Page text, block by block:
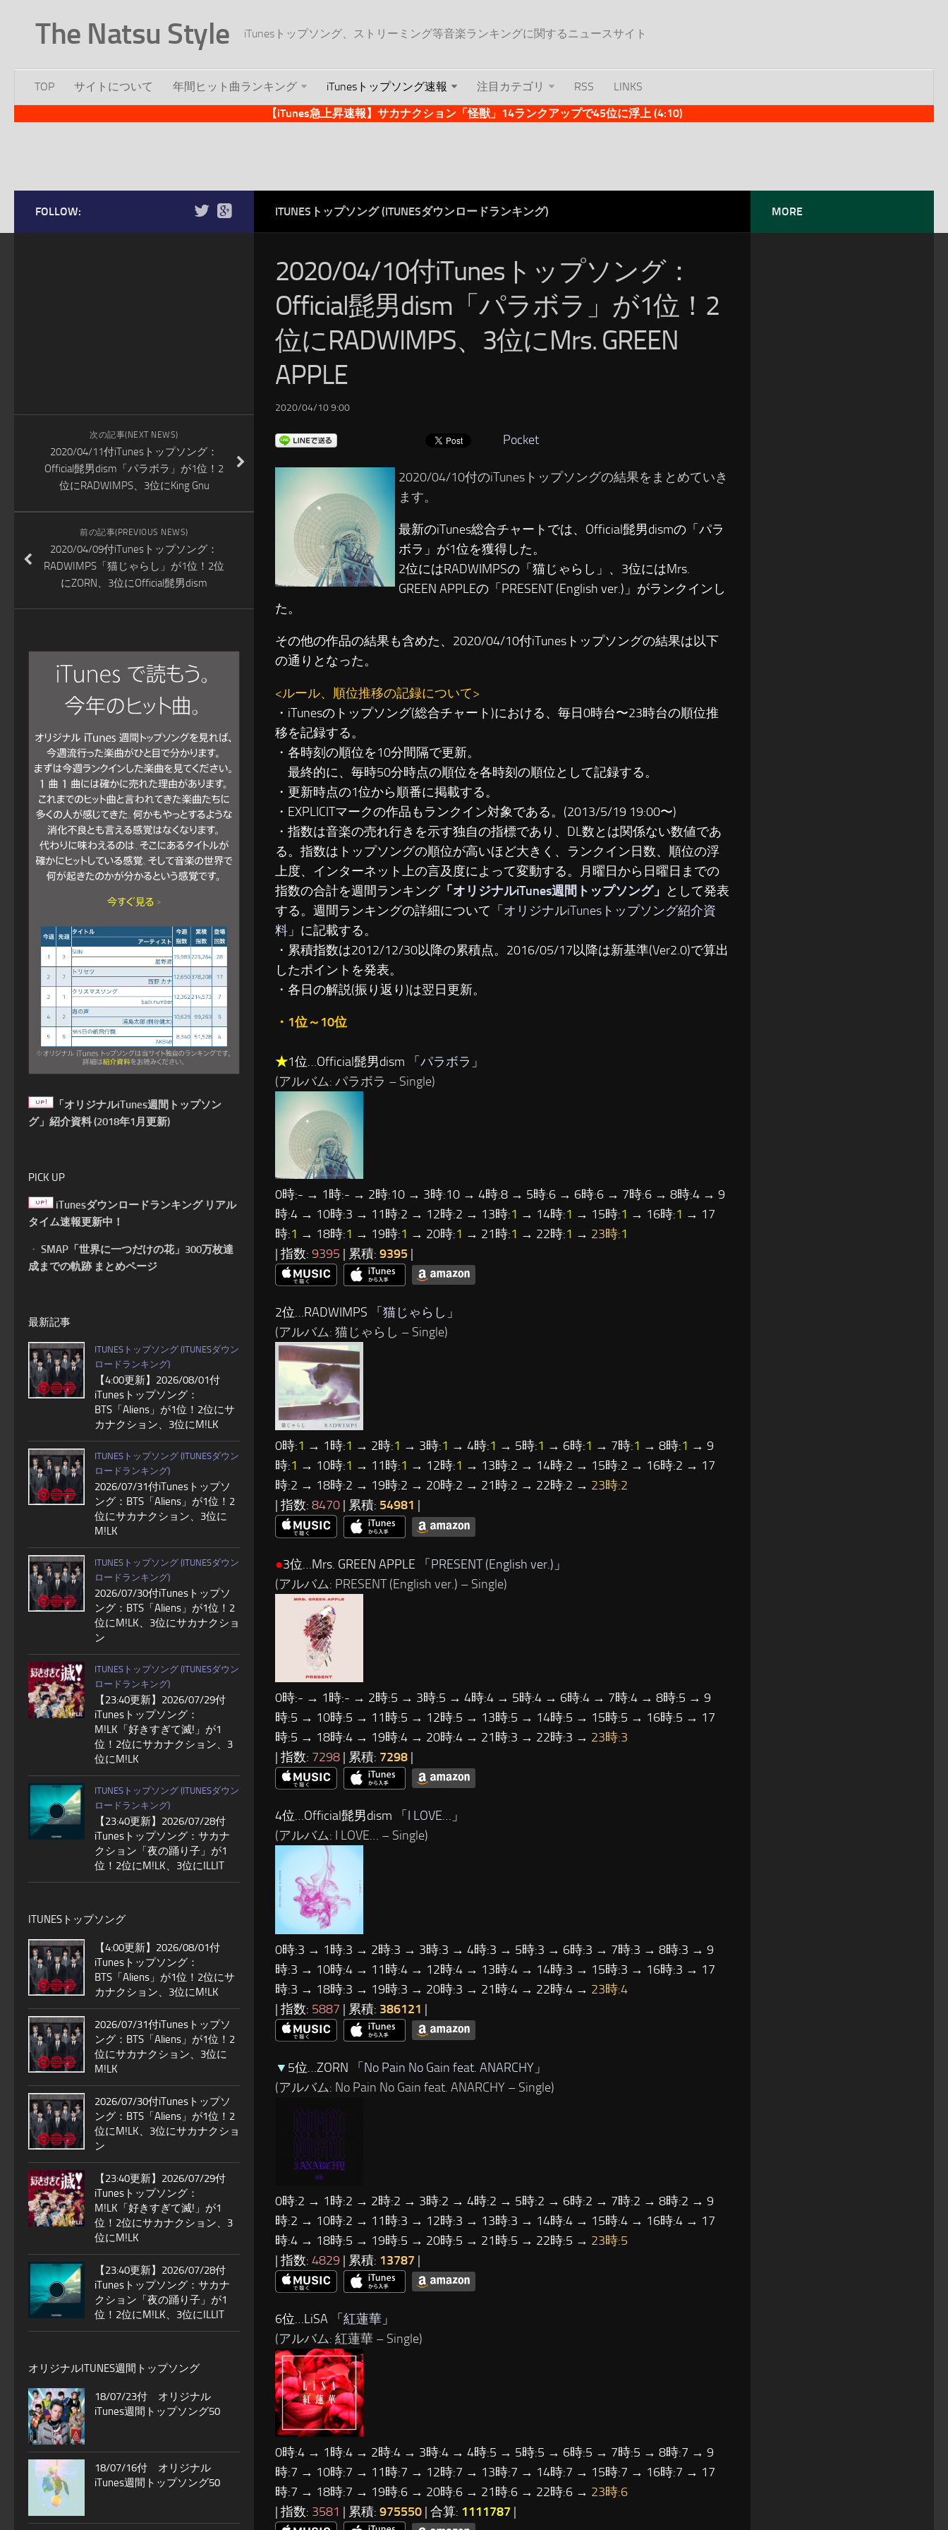
The Natsu Style iTunesトップソング、ストリーミング等音楽ランキングに関するニュースサイト
TOP サイトについて 年間ヒット曲ランキング iTunesトップソング速報 注目カテゴリ RSS
LINKS
【iTunes急上昇速報】サカナクション「怪獣」14ランクアップで45位に浮上 (4:10)
ITUNESトップソング (ITUNESダウンロードランキング)
2020/04/10付iTunesトップソング：
Official髭男dism「パラボラ」が1位！2
位にRADWIMPS、3位にMrs. GREEN
APPLE
2020/04/10 9:00
Pocket
2020/04/10付のiTunesトップソングの結果をまとめていき
ます。
最新のiTunes総合チャートでは、Official髭男dismの「パラ
ボラ」が1位を獲得した。
2位にはRADWIMPSの「猫じゃらし」、3位にはMrs.
GREEN APPLEの「PRESENT (English ver.)」がランクインし
た。
その他の作品の結果も含めた、2020/04/10付iTunesトップソングの結果は以下
の通りとなった。
<ルール、順位推移の記録について>
・iTunesのトップソング(総合チャート)における、毎日0時台〜23時台の順位推
移を記録する。
・各時刻の順位を10分間隔で更新。
最終的に、毎時50分時点の順位を各時刻の順位として記録する。
・更新時点の1位から順番に掲載する。
・EXPLICITマークの作品もランクイン対象である。(2013/5/19 19:00〜)
・指数は音楽の売れ行きを示す独自の指標であり、DL数とは関係ない数値であ
る。指数はトップソングの順位が高いほど大きく、ランクイン日数、順位の浮
上度、インターネット上の言及度によって変動する。月曜日から日曜日までの
指数の合計を週間ランキング「 オリジナルiTunes週間トップソング」 として発表
する。週間ランキングの詳細について「 オリジナルiTunesトップソング紹介資
料 」に記載する。
・累積指数は2012/12/30以降の累積点。2016/05/17以降は新基準(Ver2.0)で算出
したポイントを発表。
・各日の解説(振り返り)は翌日更新。
・1位～10位
★1位…Official髭男dism 「 パラボラ 」
(アルバム: パラボラ – Single)
0時:- → 1時:- → 2時:10 → 3時:10 → 4時:8 → 5時:6 → 6時:6 → 7時:6 → 8時:4 → 9
時:4 → 10時:3 → 11時:2 → 12時:2 → 13時:1 → 14時:1 → 15時:1 → 16時:1 → 17
時:1 → 18時:1 → 19時:1 → 20時:1 → 21時:1 → 22時:1 → 23時:1
| 指数: 9395 | 累積: 9395 |
2位…RADWIMPS 「 猫じゃらし 」
(アルバム: 猫じゃらし – Single)
0時:1 → 1時:1 → 2時:1 → 3時:1 → 4時:1 → 5時:1 → 6時:1 → 7時:1 → 8時:1 → 9
時:1 → 10時:1 → 11時:1 → 12時:1 → 13時:2 → 14時:2 → 15時:2 → 16時:2 → 17
時:2 → 18時:2 → 19時:2 → 20時:2 → 21時:2 → 22時:2 → 23時:2
| 指数: 8470 | 累積: 54981 |
●3位…Mrs. GREEN APPLE 「PRESENT (English ver.) 」
(アルバム: PRESENT (English ver.) – Single)
0時:- → 1時:- → 2時:5 → 3時:5 → 4時:4 → 5時:4 → 6時:4 → 7時:4 → 8時:5 → 9
時:5 → 10時:5 → 11時:5 → 12時:5 → 13時:5 → 14時:5 → 15時:5 → 16時:5 → 17
時:5 → 18時:4 → 19時:4 → 20時:4 → 21時:3 → 22時:3 → 23時:3
| 指数: 7298 | 累積: 7298 |
4位…Official髭男dism 「 I LOVE… 」
(アルバム: I LOVE… – Single)
0時:3 → 1時:3 → 2時:3 → 3時:3 → 4時:3 → 5時:3 → 6時:3 → 7時:3 → 8時:3 → 9
時:3 → 10時:4 → 11時:4 → 12時:4 → 13時:4 → 14時:3 → 15時:3 → 16時:3 → 17
時:3 → 18時:3 → 19時:3 → 20時:3 → 21時:4 → 22時:4 → 23時:4
| 指数: 5887 | 累積: 386121 |
▼ 5位…ZORN 「 No Pain No Gain feat. ANARCHY 」
(アルバム: No Pain No Gain feat. ANARCHY – Single)
0時:2 → 1時:2 → 2時:2 → 3時:2 → 4時:2 → 5時:2 → 6時:2 → 7時:2 → 8時:2 → 9
時:2 → 10時:2 → 11時:3 → 12時:3 → 13時:3 → 14時:4 → 15時:4 → 16時:4 → 17
時:4 → 18時:5 → 19時:5 → 20時:5 → 21時:5 → 22時:5 → 23時:5
| 指数: 4829 | 累積: 13787 |
6位…LiSA 「 紅蓮華 」
(アルバム: 紅蓮華 – Single)
0時:4 → 1時:4 → 2時:4 → 3時:4 → 4時:5 → 5時:5 → 6時:5 → 7時:5 → 8時:7 → 9
時:7 → 10時:7 → 11時:7 → 12時:7 → 13時:7 → 14時:7 → 15時:7 → 16時:7 → 17
時:7 → 18時:7 → 19時:6 → 20時:6 → 21時:6 → 22時:6 → 23時:6
| 指数: 3581 | 累積: 975550 | 合算: 1111787 |
FOLLOW:
次の記事(NEXT NEWS)
2020/04/11付iTunesトップソング：
Official髭男dism「パラボラ」が1位！2
位にRADWIMPS、3位にKing Gnu
前の記事(PREVIOUS NEWS)
2020/04/09付iTunesトップソング：
RADWIMPS「猫じゃらし」が1位！2位
にZORN、3位にOfficial髭男dism
「オリジナルiTunes週間トップソン
グ」紹介資料 (2018年1月更新)
PICK UP
iTunesダウンロードランキング リアル
タイム速報更新中！
・ SMAP「世界に一つだけの花」300万枚達
成までの軌跡 まとめページ
最新記事
ITUNESトップソング (ITUNESダウン
ロードランキング)
【4:00更新】2026/08/01付
iTunesトップソング：
BTS「Aliens」が1位！2位にサ
カナクション、3位にM!LK
ITUNESトップソング (ITUNESダウン
ロードランキング)
2026/07/31付iTunesトップソ
ング：BTS「Aliens」が1位！2
位にサカナクション、3位に
M!LK
ITUNESトップソング (ITUNESダウン
ロードランキング)
2026/07/30付iTunesトップソ
ング：BTS「Aliens」が1位！2
位にM!LK、3位にサカナクショ
ン
ITUNESトップソング (ITUNESダウン
ロードランキング)
【23:40更新】2026/07/29付
iTunesトップソング：
M!LK「好きすぎて滅!」が1
位！2位にサカナクション、3
位にM!LK
ITUNESトップソング (ITUNESダウン
ロードランキング)
【23:40更新】2026/07/28付
iTunesトップソング：サカナ
クション「夜の踊り子」が1
位！2位にM!LK、3位にILLIT
ITUNESトップソング
【4:00更新】2026/08/01付
iTunesトップソング：
BTS「Aliens」が1位！2位にサ
カナクション、3位にM!LK
2026/07/31付iTunesトップソ
ング：BTS「Aliens」が1位！2
位にサカナクション、3位に
M!LK
2026/07/30付iTunesトップソ
ング：BTS「Aliens」が1位！2
位にM!LK、3位にサカナクショ
ン
【23:40更新】2026/07/29付
iTunesトップソング：
M!LK「好きすぎて滅!」が1
位！2位にサカナクション、3
位にM!LK
【23:40更新】2026/07/28付
iTunesトップソング：サカナ
クション「夜の踊り子」が1
位！2位にM!LK、3位にILLIT
オリジナルITUNES週間トップソング
18/07/23付 オリジナル
iTunes週間トップソング50
18/07/16付 オリジナル
iTunes週間トップソング50
MORE